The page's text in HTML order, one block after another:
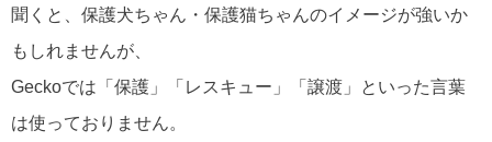
聞くと、保護犬ちゃん・保護猫ちゃんのイメージが強いか
もしれませんが、
Geckoでは「保護」「レスキュー」「譲渡」といった言葉
は使っておりません。